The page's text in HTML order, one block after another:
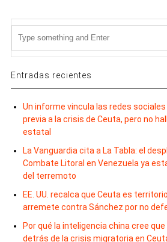
Entradas recientes
Un informe vincula las redes
previa a la crisis de Ceuta, pero no
estatal
La Vanguardia cita a La Tabla: el
Combate Litoral en Venezuela ya
del terremoto
EE. UU. recalca que Ceuta es
arremete contra Sánchez por no
Por qué la inteligencia china cree
detrás de la crisis migratoria en